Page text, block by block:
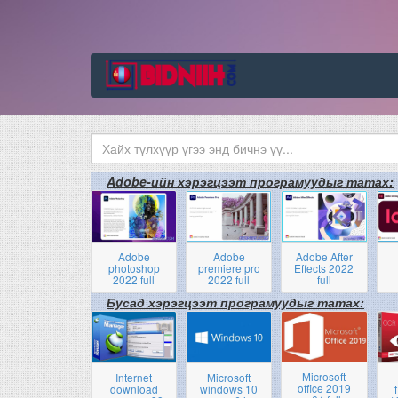
Adobe-ийн хэрэгцээт програмуудыг татах:
Adobe
photoshop
2022 full
Adobe
premiere pro
2022 full
Adobe After
Effects 2022
full
Бусад хэрэгцээт програмуудыг татах:
Internet
download
Microsoft
windows 10
Microsoft
office 2019